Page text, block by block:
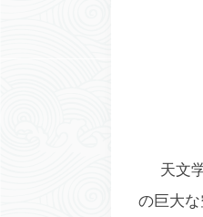
天文
の巨大